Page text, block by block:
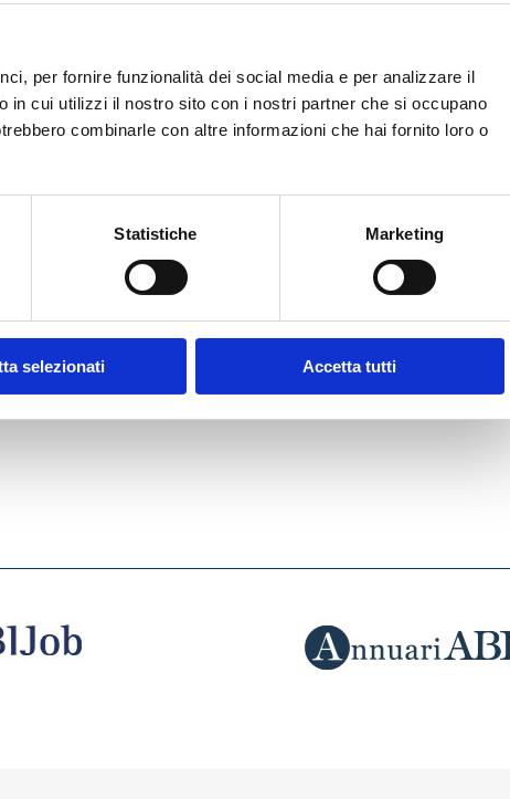
per fornire funzionalità dei social media e per analizzare il
in cui utilizzi il nostro sito con i nostri partner che si occupano
combinarle con altre informazioni che hai fornito loro o
Statistiche Marketing
selezionati Accetta tutti